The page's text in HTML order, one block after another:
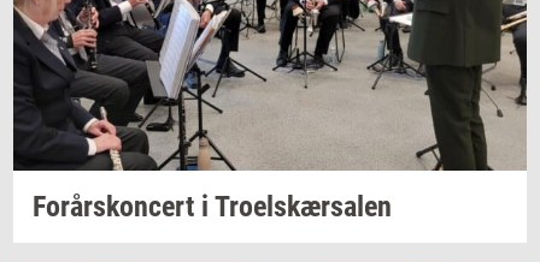
For­års­kon­cert i Tro­elskær­sa­len